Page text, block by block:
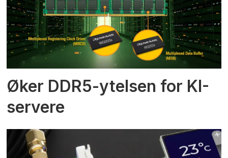
Øker DDR5-ytelsen for KI-
servere